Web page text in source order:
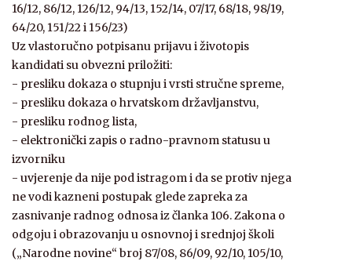
16/12, 86/12, 126/12, 94/13, 152/14, 07/17, 68/18, 98/19,
64/20, 151/22 i 156/23)
Uz vlastoručno potpisanu prijavu i životopis
kandidati su obvezni priložiti:
- presliku dokaza o stupnju i vrsti stručne spreme,
- presliku dokaza o hrvatskom državljanstvu,
- presliku rodnog lista,
- elektronički zapis o radno-pravnom statusu u
izvorniku
- uvjerenje da nije pod istragom i da se protiv njega
ne vodi kazneni postupak glede zapreka za
zasnivanje radnog odnosa iz članka 106. Zakona o
odgoju i obrazovanju u osnovnoj i srednjoj školi
(„Narodne novine“ broj 87/08, 86/09, 92/10, 105/10,